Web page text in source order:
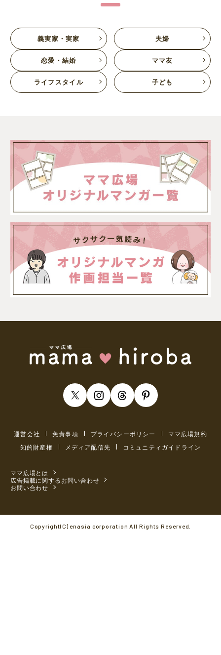
義実家・実家 夫婦
恋愛・結婚 ママ友
ライフスタイル 子ども
運営会社 免責事項 プライバシーポリシー
ママ広場規約
知的財産権
メディア配信先 コミュニティガイドライン
ママ広場とは
広告掲載に関するお問い合わせ
お問い合わせ
Copyright(C) enasia corporation All Rights Reserved.